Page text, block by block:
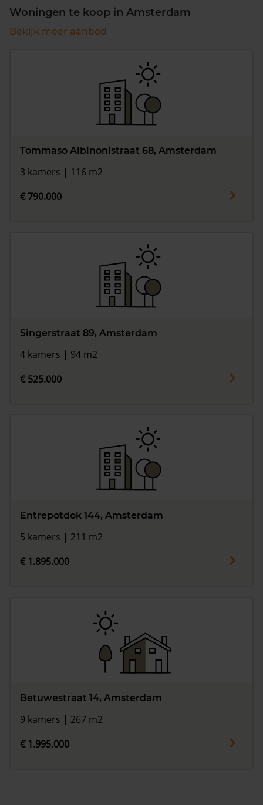
Woningen te koop in Amsterdam
Bekijk meer aanbod
Tommaso Albinonistraat 68, Amsterdam
3 kamers | 116 m2
€ 790.000
Singerstraat 89, Amsterdam
4 kamers | 94 m2
€ 525.000
Entrepotdok 144, Amsterdam
5 kamers | 211 m2
€ 1.895.000
Betuwestraat 14, Amsterdam
9 kamers | 267 m2
€ 1.995.000